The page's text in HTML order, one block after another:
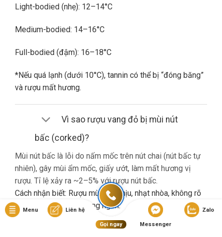
Light-bodied (nhẹ): 12–14°C
Medium-bodied: 14–16°C
Full-bodied (đậm): 16–18°C
*Nếu quá lạnh (dưới 10°C), tannin có thể bị “đóng băng”
và rượu mất hương.
Vì sao rượu vang đỏ bị mùi nút
bấc (corked)?
Mùi nút bấc là lỗi do nấm mốc trên nút chai (nút bấc tự
nhiên), gây mùi ẩm mốc, giấy ướt, làm mất hương vị
rượu. Tỉ lệ xảy ra ~2–5% với rượu nút bấc.
Cách nhận biết: Rượu mùi khó chịu, nhạt nhòa, không rõ
hương trái cây dù là vang ngon.
Nếu gặp lỗi này, bạn nên liên hệ cửa hàng đổi trả (nếu có
Menu Liên hệ
Gọi ngay Messenger
Zalo